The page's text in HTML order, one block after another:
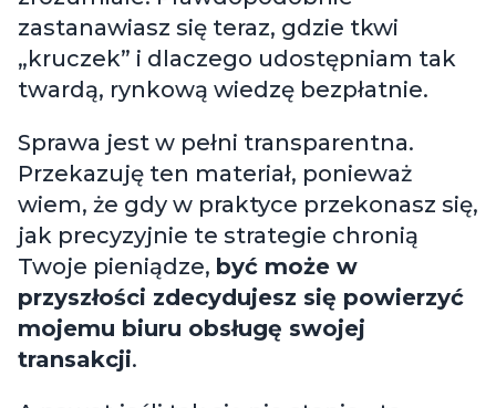
zrozumiałe. Prawdopodobnie
zastanawiasz się teraz, gdzie tkwi
„kruczek”
i dlaczego udostępniam tak
twardą, rynkową wiedzę bezpłatnie.
Sprawa jest w pełni transparentna.
Przekazuję ten materiał, ponieważ
wiem, że gdy w praktyce przekonasz się,
jak precyzyjnie te strategie chronią
Twoje pieniądze,
być może w
przyszłości zdecydujesz się powierzyć
mojemu biuru obsługę swojej
transakcji